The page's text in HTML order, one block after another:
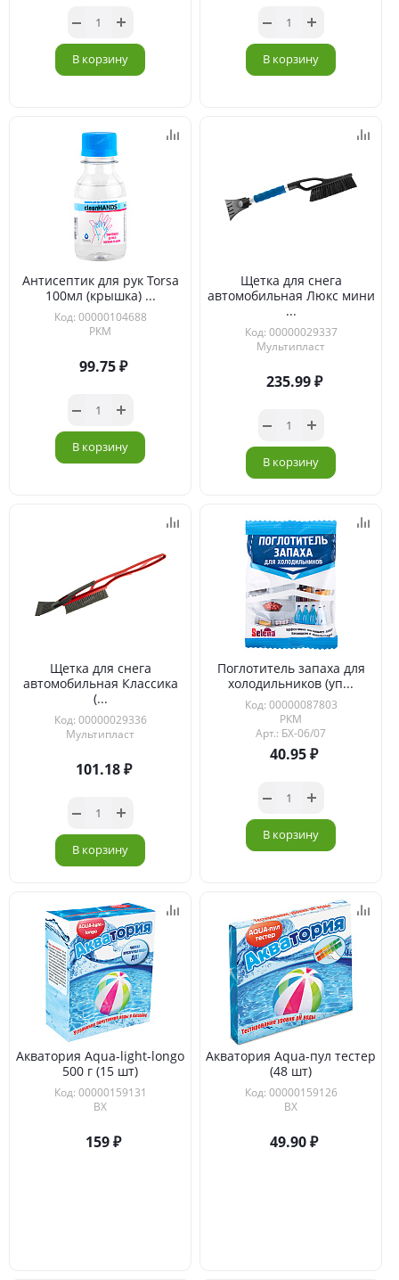
В корзину В корзину
Антисептик для рук Torsa
100мл (крышка) ...
Код: 00000104688
РКМ
99.75
В корзину
Щетка для снега
автомобильная Люкс мини
...
Код: 00000029337
Мультипласт
235.99
В корзину
Щетка для снега
автомобильная Классика
(...
Код: 00000029336
Мультипласт
101.18
В корзину
Поглотитель запаха для
холодильников (уп...
Код: 00000087803
РКМ
Арт.: БХ-06/07
40.95
В корзину
Акватория Aqua-light-longo
500 г (15 шт)
Код: 00000159131
ВХ
159
Акватория Aqua-пул тестер
(48 шт)
Код: 00000159126
ВХ
49.90